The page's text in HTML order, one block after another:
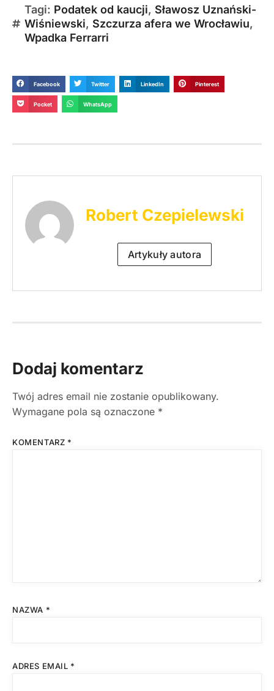
Tagi: Podatek od kaucji, Sławosz Uznański-
Wiśniewski, Szczurza afera we Wrocławiu,
Wpadka Ferrarri
Facebook Twitter LinkedIn Pinterest
Pocket WhatsApp
Robert Czepielewski
Artykuły autora
Dodaj komentarz
Twój adres email nie zostanie opublikowany.
Wymagane pola są oznaczone *
KOMENTARZ *
NAZWA *
ADRES EMAIL *